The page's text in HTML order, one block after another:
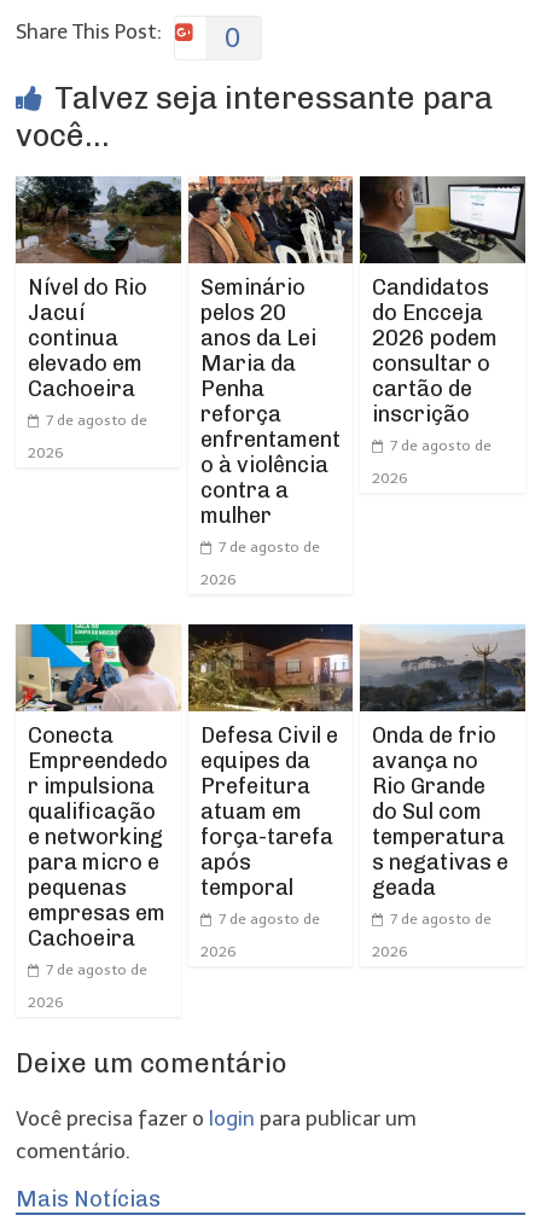
Share This Post:
0
Talvez seja interessante para
você...
Nível do Rio
Jacuí
continua
elevado em
Cachoeira
7 de agosto de
2026
Seminário
pelos 20
anos da Lei
Maria da
Penha
reforça
enfrentament
o à violência
contra a
mulher
7 de agosto de
2026
Candidatos
do Encceja
2026 podem
consultar o
cartão de
inscrição
7 de agosto de
2026
Conecta
Empreendedo
r impulsiona
qualificação
e networking
para micro e
pequenas
empresas em
Cachoeira
7 de agosto de
2026
Defesa Civil e
equipes da
Prefeitura
atuam em
força-tarefa
após
temporal
7 de agosto de
2026
Onda de frio
avança no
Rio Grande
do Sul com
temperatura
s negativas e
geada
7 de agosto de
2026
Deixe um comentário
Você precisa fazer o login para publicar um
comentário.
Mais Notícias